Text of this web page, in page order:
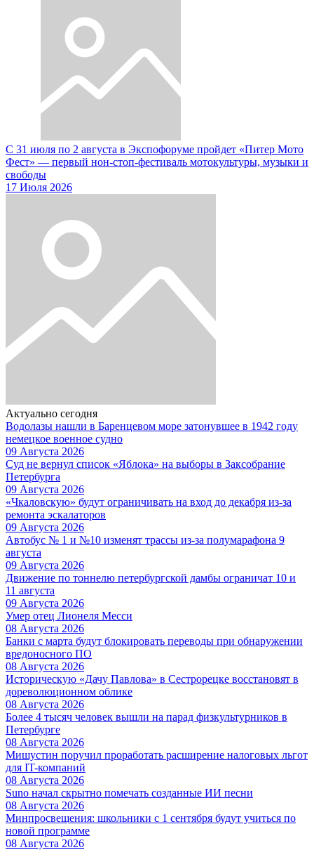
С 31 июля по 2 августа в Экспофоруме пройдет «Питер Мото
Фест» — первый нон-стоп-фестиваль мотокультуры, музыки и
свободы
17 Июля 2026
Актуально сегодня
Водолазы нашли в Баренцевом море затонувшее в 1942 году
немецкое военное судно
09 Августа 2026
Суд не вернул список «Яблока» на выборы в Заксобрание
Петербурга
09 Августа 2026
«Чкаловскую» будут ограничивать на вход до декабря из-за
ремонта эскалаторов
09 Августа 2026
Автобус № 1 и №10 изменят трассы из-за полумарафона 9
августа
09 Августа 2026
Движение по тоннелю петербургской дамбы ограничат 10 и
11 августа
09 Августа 2026
Умер отец Лионеля Месси
08 Августа 2026
Банки с марта будут блокировать переводы при обнаружении
вредоносного ПО
08 Августа 2026
Историческую «Дачу Павлова» в Сестрорецке восстановят в
дореволюционном облике
08 Августа 2026
Более 4 тысяч человек вышли на парад физкультурников в
Петербурге
08 Августа 2026
Мишустин поручил проработать расширение налоговых льгот
для IT-компаний
08 Августа 2026
Suno начал скрытно помечать созданные ИИ песни
08 Августа 2026
Минпросвещения: школьники с 1 сентября будут учиться по
новой программе
08 Августа 2026